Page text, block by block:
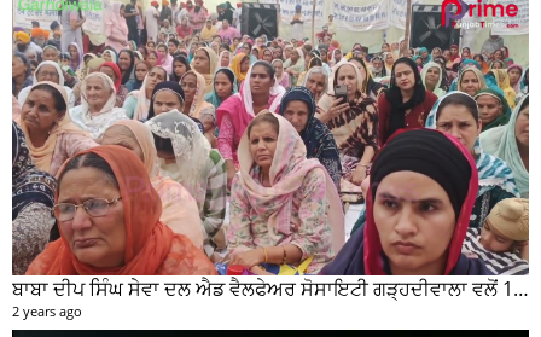
ਬਾਬਾ ਦੀਪ ਸਿੰਘ ਸੇਵਾ ਦਲ ਐਡ ਵੈਲਫੇਅਰ ਸੋਸਾਇਟੀ ਗੜ੍ਹਦੀਵਾਲਾ ਵਲੋਂ 100 ਵਾਂ ਮਹੀਨਾਵਾਰ ਰਾਸ਼ਨ ਵੰਡ ਸਮਾਰੋਹ ਕਰਵਾਇਆ
2 years ago